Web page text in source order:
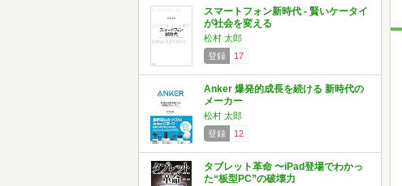
スマートフォン新時代 - 賢いケータイ
が社会を変える
松村 太郎
登録
17
Anker 爆発的成長を続ける 新時代の
メーカー
松村 太郎
登録
12
タブレット革命 〜iPad登場でわかっ
た“板型PC”の破壊力